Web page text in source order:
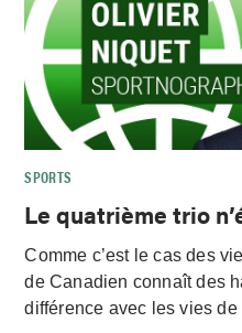
SPORTS
Le quatrième trio
Comme c’est le cas des
de Canadien connaît des
différence avec les vies